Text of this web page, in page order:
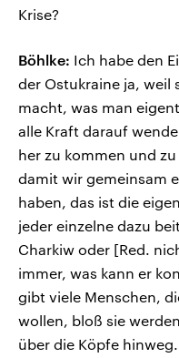
Krise?
Böhlke: Ich habe den
der Ostukraine ja, weil
macht, was man
alle Kraft darauf
her zu kommen und
damit wir gemeinsam
haben, das ist die
jeder einzelne dazu
Charkiw oder [Red.
immer, was kann er
gibt viele Menschen,
wollen, bloß sie
über die Köpfe hinweg.